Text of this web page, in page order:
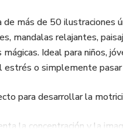
de más de 50 ilustraciones
mandalas relajantes,
mágicas. Ideal para niños,
estrés o simplemente
para desarrollar la
la concentración y la